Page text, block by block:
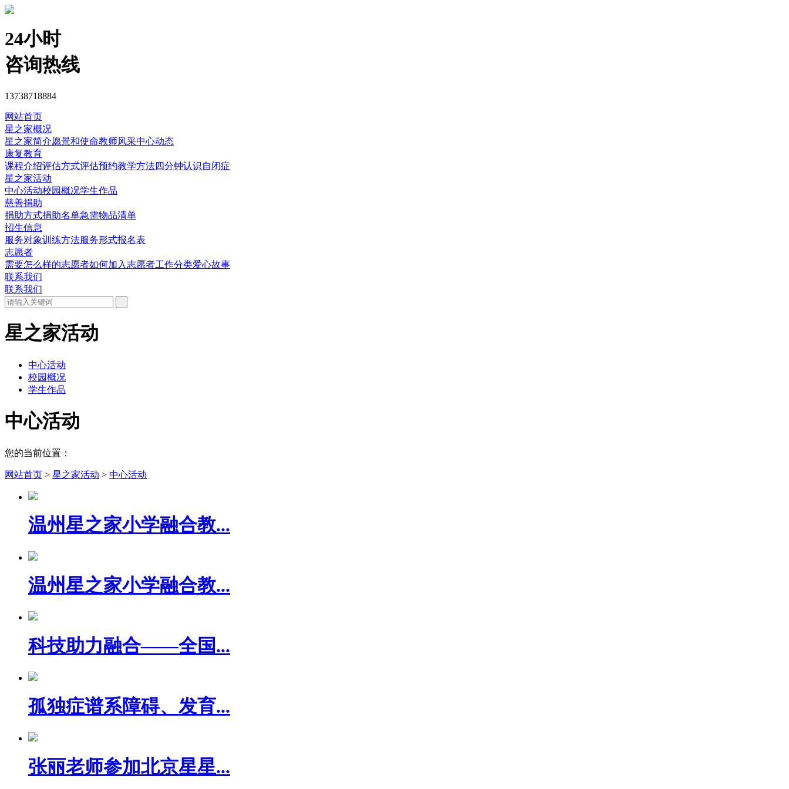
24小时
咨询热线
13738718884
网站首页
星之家概况
星之家简介愿景和使命教师风采中心动态
康复教育
课程介绍评估方式评估预约教学方法四分钟认识自闭症
星之家活动
中心活动校园概况学生作品
慈善捐助
捐助方式捐助名单急需物品清单
招生信息
服务对象训练方法服务形式报名表
志愿者
需要怎么样的志愿者如何加入志愿者工作分类爱心故事
联系我们
联系我们
星之家活动
中心活动
校园概况
学生作品
中心活动
您的当前位置：
网站首页 > 星之家活动 > 中心活动
温州星之家小学融合教...
温州星之家小学融合教...
科技助力融合——全国...
孤独症谱系障碍、发育...
张丽老师参加北京星星...